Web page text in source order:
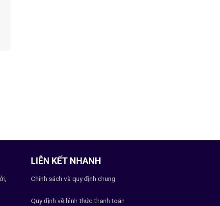
LIÊN KẾT NHANH
Chính sách và quy định chung
Quy định về hình thức thanh toán